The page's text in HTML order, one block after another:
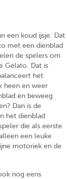
een koud ijsje. Dat
met een dienblad
de spelers om
Gelato. Dat is
het
heen en weer
en beweeg
Dan is de
het dienblad
die als eerste
een leuke
motoriek en de
nog eens